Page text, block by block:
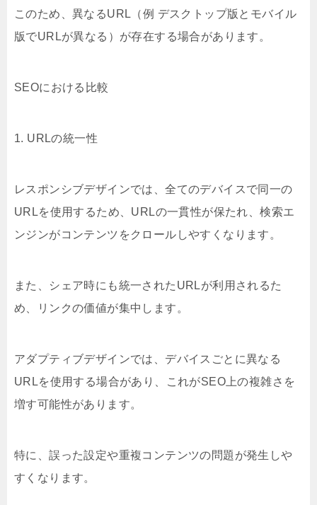
このため、異なるURL（例 デスクトップ版とモバイル
版でURLが異なる）が存在する場合があります。
SEOにおける比較
1. URLの統一性
レスポンシブデザインでは、全てのデバイスで同一の
URLを使用するため、URLの一貫性が保たれ、検索エ
ンジンがコンテンツをクロールしやすくなります。
また、シェア時にも統一されたURLが利用されるた
め、リンクの価値が集中します。
アダプティブデザインでは、デバイスごとに異なる
URLを使用する場合があり、これがSEO上の複雑さを
増す可能性があります。
特に、誤った設定や重複コンテンツの問題が発生しや
すくなります。